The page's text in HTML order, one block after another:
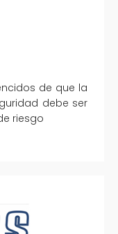
de que la
debe ser
riesgo